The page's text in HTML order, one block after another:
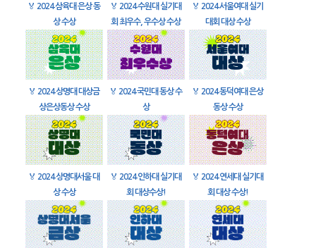
🏅 2024 삼육대 은상 동
상 수상
🏅 2024 수원대 실기대
회 최우수, 우수상 수상
🏅 2024 서울여대 실기
대회 대상 수상
🏅 2024 상명대 대상금
상은상동상 수상
🏅 2024 국민대 동상 수
상
🏅 2024 동덕여대 은상
동상 수상
🏅 2024 상명대서울 대
상 수상
🏅 2024 인하대 실기대
회 대상수상!
🏅 2024 연세대 실기대
회 대상 수상!